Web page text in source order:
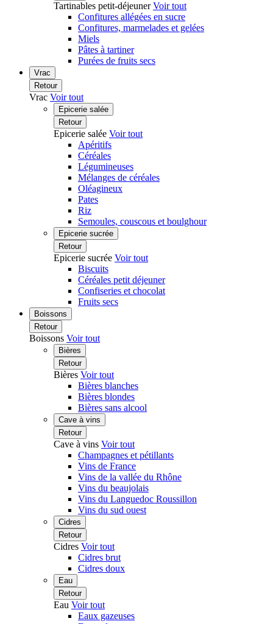
Tartinables petit-déjeunerVoir tout
Confitures allégées en sucre
Confitures, marmelades et gelées
Miels
Pâtes à tartiner
Purées de fruits secs
Vrac
Retour
Vrac Voir tout
Epicerie salée
Retour
Epicerie salée Voir tout
Apéritifs
Céréales
Légumineuses
Mélanges de céréales
Oléagineux
Pates
Riz
Semoules, couscous et boulghour
Epicerie sucrée
Retour
Epicerie sucrée Voir tout
Biscuits
Céréales petit déjeuner
Confiseries et chocolat
Fruits secs
Boissons
Retour
Boissons Voir tout
Bières
Retour
Bières Voir tout
Bières blanches
Bières blondes
Bières sans alcool
Cave à vins
Retour
Cave à vins Voir tout
Champagnes et pétillants
Vins de France
Vins de la vallée du Rhône
Vins du beaujolais
Vins du Languedoc Roussillon
Vins du sud ouest
Cidres
Retour
Cidres Voir tout
Cidres brut
Cidres doux
Eau
Retour
Eau Voir tout
Eaux gazeuses